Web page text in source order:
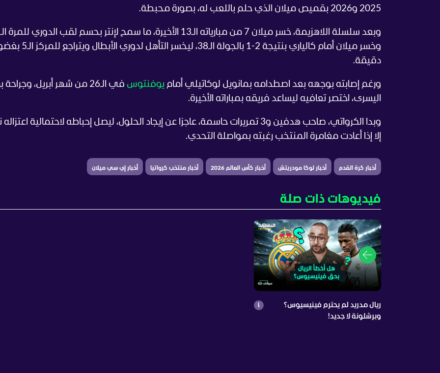
2025 و2026 بقميص ميلان الذي حلم باللعب له، بصورة محبطة.
دقيقة.
ورغم إصابته بوجهه بعد اصطدامه بمانويل لوكاتيلي أمام يوفنتوس
في الـ26 من شهر أبريل،
اليسرى، اختصر تعافيه ليساعد فريقه بمباراته الأخيرة.
وبدا الكرواتي، صاحب هدفين و3 تمريرات حاسمة، عاجزا عن إيجاد الحلول، ليصل إحباطه لاحتمالية
إلا إذا أعادت مغامرة المنتخب رغبته بمواصلة التحدي.
أخبار كرة القدم أخبار لوكا مودريتش أخبار كأس العالم 2026 أخبار منتخب كرواتيا أخبار إي سي ميلان
فيديوهات ذات صلة
ريال مدريد لم يحترم فينيسيوس؟
وبرشلونة لا جديد!